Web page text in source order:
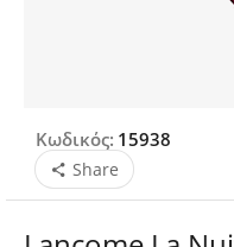
Κωδικός: 15938
Share